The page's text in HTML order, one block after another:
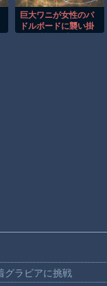
巨大ワニが女性のパ
ドルボードに襲い掛
グラビアに挑戦